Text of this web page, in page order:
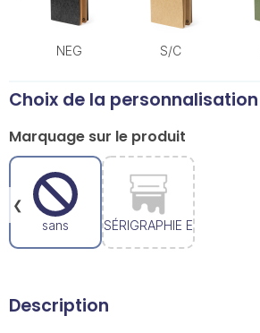
NEG S/C
Choix de la personnalisation
Marquage sur le produit
sans SÉRIGRAPHIE E
❮
Description